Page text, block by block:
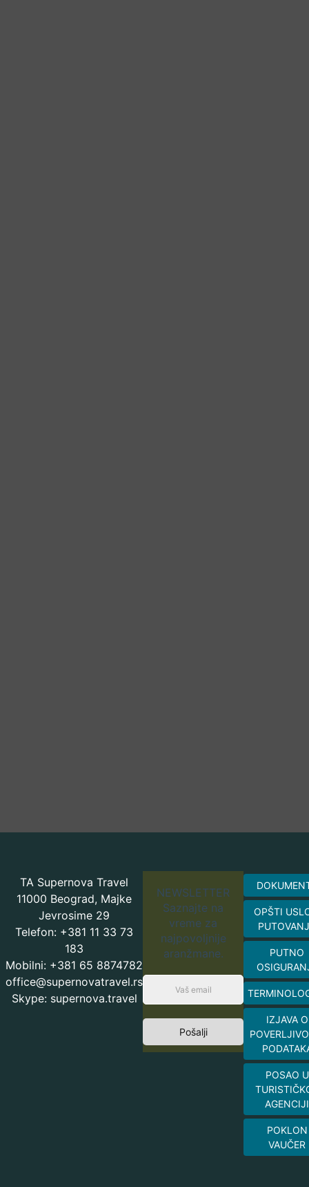
TA Supernova Travel
11000 Beograd, Majke
Jevrosime 29
Telefon: +381 11 33 73
183
Mobilni: +381 65 8874782
office@supernovatravel.rs
Skype: supernova.travel
NEWSLETTER
Saznajte na
vreme za
najpovoljnije
aranžmane.
Pošalji
OPŠTI
PUTNO
IZJAVA O
POSAO U
AGENCIJI
POKLON
VAUČER